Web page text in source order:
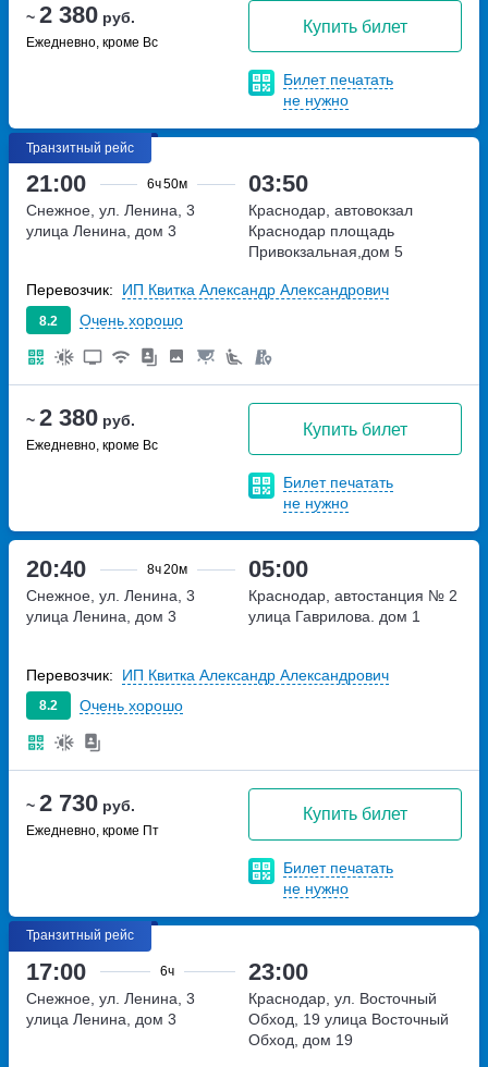
~ 2 380 руб.
Ежедневно, кроме Вс
Купить билет
Билет печатать
не нужно
Транзитный рейс
21:00 6ч50м 03:50
~ 2 380 руб.
Ежедневно, кроме Вс
Купить билет
Билет печатать
не нужно
Снежное, ул. Ленина, 3
улица Ленина, дом 3
Краснодар, автовокзал
Краснодар площадь
Привокзальная,дом 5
8.2 Очень хорошо
Перевозчик: ИП Квитка Александр Александрович
20:40 8ч20м 05:00
~ 2 730 руб.
Ежедневно, кроме Пт
Купить билет
Билет печатать
не нужно
Снежное, ул. Ленина, 3
улица Ленина, дом 3
Краснодар, автостанция № 2
улица Гаврилова. дом 1
8.2 Очень хорошо
Перевозчик: ИП Квитка Александр Александрович
Транзитный рейс
17:00 6ч 23:00
Снежное, ул. Ленина, 3
улица Ленина, дом 3
Краснодар, ул. Восточный
Обход, 19 улица Восточный
Обход, дом 19